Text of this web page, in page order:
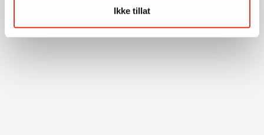
Ikke tillat